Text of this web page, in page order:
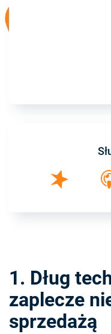
1. Dług
zaplecze
sprzedażą